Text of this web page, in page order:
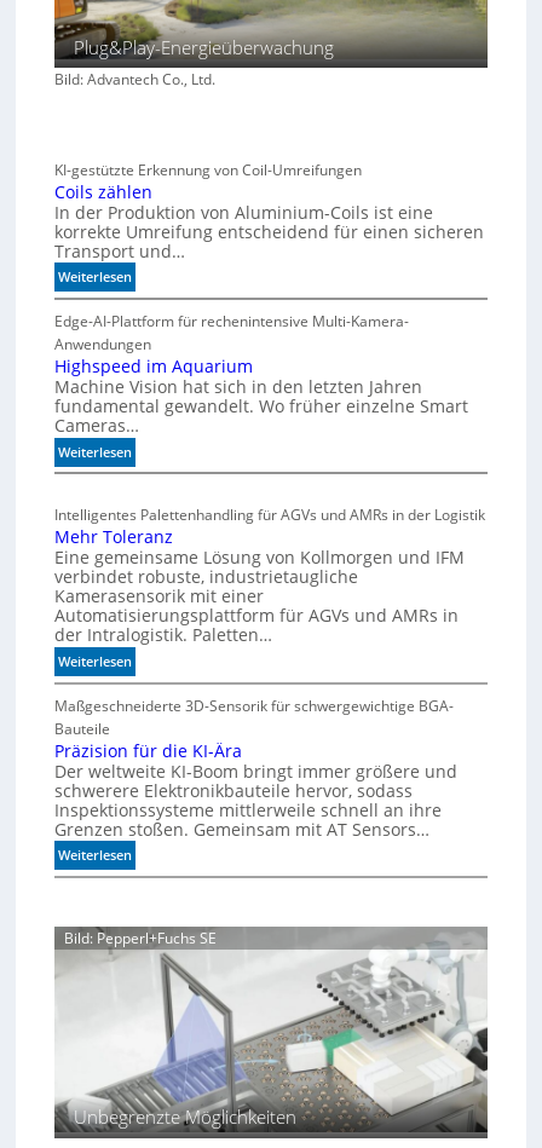
Plug&Play-Energieüberwachung
Bild: Advantech Co., Ltd.
KI-gestützte Erkennung von Coil-Umreifungen
Coils zählen
In der Produktion von Aluminium-Coils ist eine
korrekte Umreifung entscheidend für einen sicheren
Transport und…
Weiterlesen:
C
o
i
l
s
z
ä
h
l
n
Edge-AI-Plattform für rechenintensive Multi-Kamera-
Anwendungen
Highspeed im Aquarium
Machine Vision hat sich in den letzten Jahren
fundamental gewandelt. Wo früher einzelne Smart
Cameras…
Weiterlesen:
H
g
h
s
p
e
e
d
i
m
A
u
a
r
i
u
m
Intelligentes Palettenhandling für AGVs und AMRs in der Logistik
Mehr Toleranz
Eine gemeinsame Lösung von Kollmorgen und IFM
verbindet robuste, industrietaugliche
Kamerasensorik mit einer
Automatisierungsplattform für AGVs und AMRs in
der Intralogistik. Paletten…
Weiterlesen:
M
e
r
T
o
l
e
r
a
Maßgeschneiderte 3D-Sensorik für schwergewichtige BGA-
Bauteile
Präzision für die KI-Ära
Der weltweite KI-Boom bringt immer größere und
schwerere Elektronikbauteile hervor, sodass
Inspektionssysteme mittlerweile schnell an ihre
Grenzen stoßen. Gemeinsam mit AT Sensors…
Weiterlesen:
P
z
f
ü
r
d
Bild: Pepperl+Fuchs SE
Unbegrenzte Möglichkeiten